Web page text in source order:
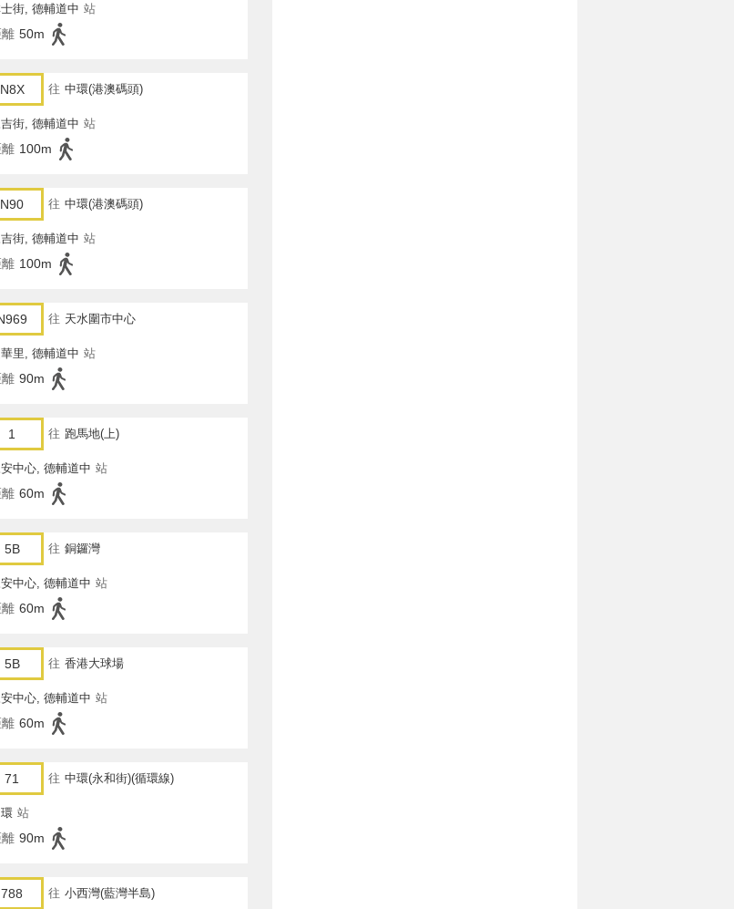
街, 德輔道中 站
50m
N8X 往 中環(港澳碼頭)
街, 德輔道中 站
100m
N90 往 中環(港澳碼頭)
街, 德輔道中 站
100m
往 天水圍市中心
里, 德輔道中 站
90m
1 往 跑馬地(上)
中心, 德輔道中 站
60m
5B 往 銅鑼灣
中心, 德輔道中 站
60m
5B 往 香港大球場
中心, 德輔道中 站
60m
71 往 中環(永和街)(循環線)
站
90m
788 往 小西灣(藍灣半島)